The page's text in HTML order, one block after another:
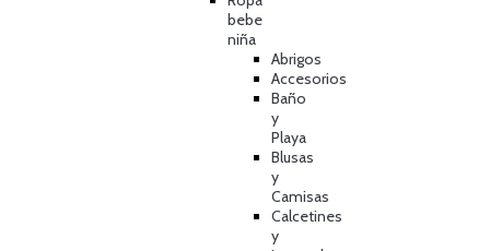
bebe
niña
Abrigos
Accesorios
Baño
y
Playa
Blusas
y
Camisas
Calcetines
y